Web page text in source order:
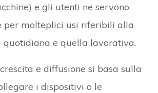
e gli utenti ne servono
per molteplici usi riferibili alla
e quella lavorativa.
e diffusione si basa sulla
i dispositivi o le